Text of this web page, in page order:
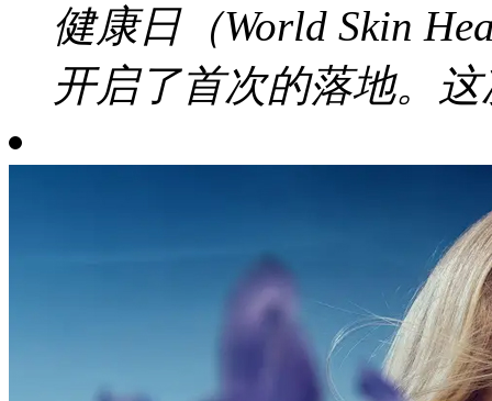
健康日（World Skin
开启了首次的落地。这